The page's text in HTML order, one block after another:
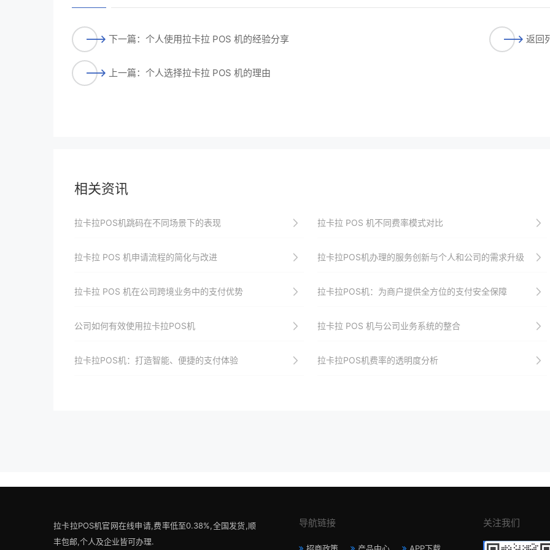
下一篇：个人使用拉卡拉 POS 机的经验分享
上一篇：个人选择拉卡拉 POS 机的理由
返回
相关资讯
拉卡拉POS机跳码在不同场景下的表现 拉卡拉 POS 机不同费率模式对比
拉卡拉 POS 机申请流程的简化与改进 拉卡拉POS机办理的服务创新与个人和公司的需求升级
拉卡拉 POS 机在公司跨境业务中的支付优势 拉卡拉POS机：为商户提供全方位的支付安全保障
公司如何有效使用拉卡拉POS机 拉卡拉 POS 机与公司业务系统的整合
拉卡拉POS机：打造智能、便捷的支付体验 拉卡拉POS机费率的透明度分析
拉卡拉POS机官网在线申请,费率低至0.38%,全国发货,顺
丰包邮,个人及企业皆可办理.
导航链接 关注我们